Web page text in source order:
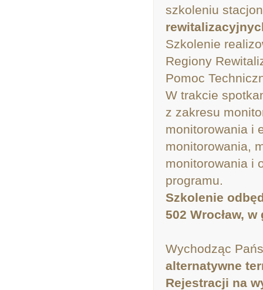
szkoleniu
Szkolenie
Regiony
Pomoc
W trakcie
z zakresu
monitorowania i
monitorowania,
monitorowania i
programu.
Szkolenie
502 Wrocław,
Wychodząc
alternatywne
Rejestracji na